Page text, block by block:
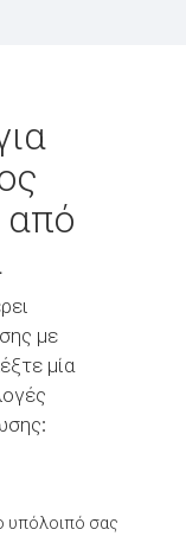
από
με
μία
υπόλοιπό σας